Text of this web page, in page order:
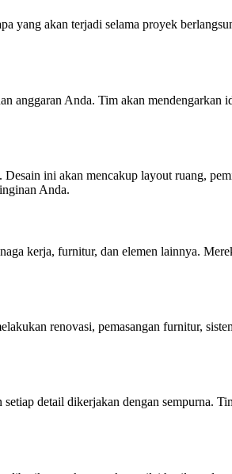
yang akan terjadi selama proyek
Anda. Tim akan mendengarkan
ini akan mencakup layout ruang,
Anda.
kerja, furnitur, dan elemen lainnya.
renovasi, pemasangan furnitur,
detail dikerjakan dengan sempurna.